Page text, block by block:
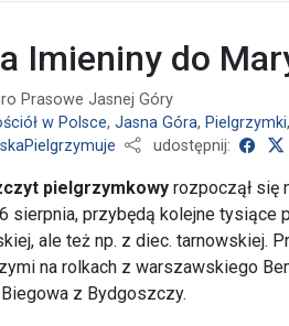
Imieniny do
Prasowe Jasnej Góry
w Polsce, Jasna Góra, Pielgrzymki,
udostępnij:
pielgrzymkowy rozpoczął się
sierpnia, przybędą kolejne tysiące
ale też np. z diec. tarnowskiej.
na rolkach z warszawskiego
z Bydgoszczy.